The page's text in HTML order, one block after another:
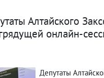
Алтайского
онлайн-
Депутаты